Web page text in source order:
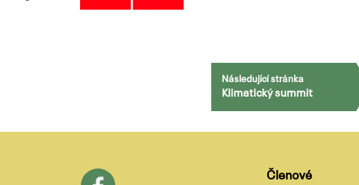
Následující stránka
Klimatický summit
Členové